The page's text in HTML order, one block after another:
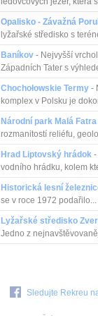
Opalisko - Závažná
lyžařské středisko s
Baníkov- Nejvyšší
Západních Tater s
Chochołowskie Termy-
komplex v Polsku je
Národní park Malá Fatra
rozmanitostí reliéfu,
Hrad Liptovský hrádok-
vodního hrádku, kolem
Historická lesní
se v roce 1972 podařilo...
Lyžařské středisko
Jedno z
Sledujte Rekreu